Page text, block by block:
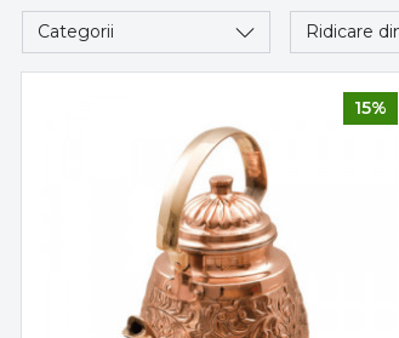
Categorii Ridicare
15%